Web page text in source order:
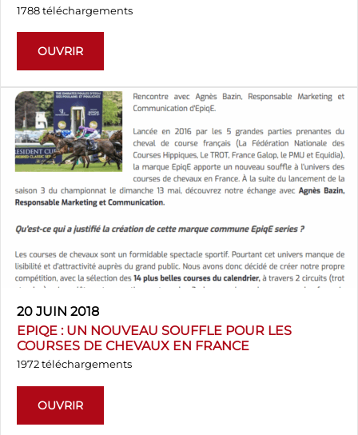
1788 téléchargements
OUVRIR
20 JUIN 2018
EPIQE : UN NOUVEAU SOUFFLE POUR LES
COURSES DE CHEVAUX EN FRANCE
1972 téléchargements
OUVRIR